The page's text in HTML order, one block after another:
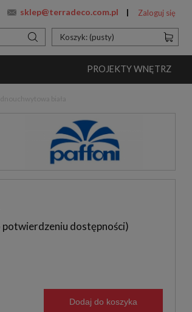
sklep@terradeco.com.pl Zaloguj się
Koszyk: (pusty)
PROJEKTY WNĘTRZ
Dodaj do koszyka